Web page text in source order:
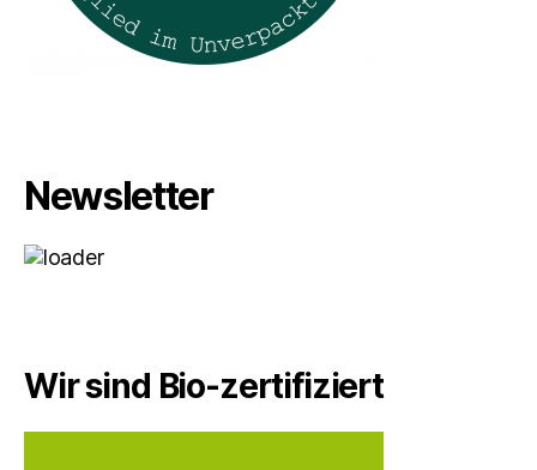
Newsletter
Wir sind Bio-zertifiziert